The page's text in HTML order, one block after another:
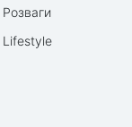
Розваги
Lifestyle